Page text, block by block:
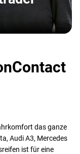
das ganze
Audi A3, Mercedes
ist für eine